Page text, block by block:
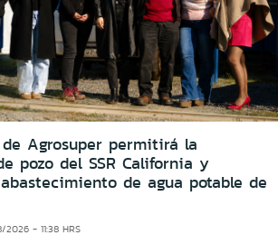
Agrosuper permitirá la
pozo del SSR California y
de agua potable de
- 11:38 HRS